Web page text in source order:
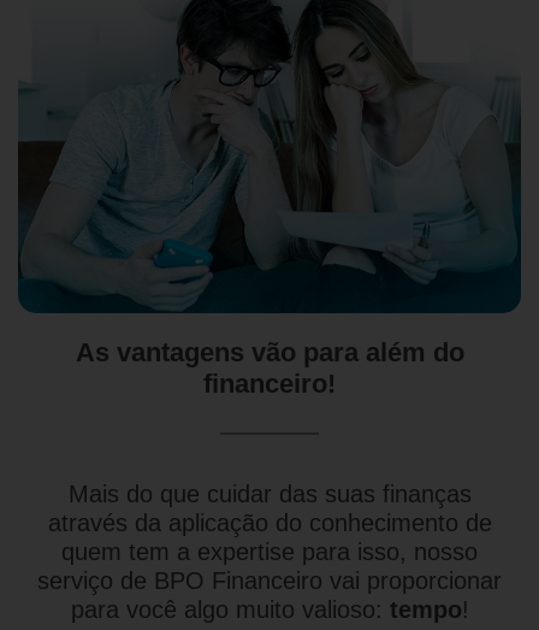
As vantagens vão para além do
financeiro!
Mais do que cuidar das suas finanças
através da aplicação do conhecimento de
quem tem a expertise para isso, nosso
serviço de BPO Financeiro vai proporcionar
para você algo muito valioso: tempo!